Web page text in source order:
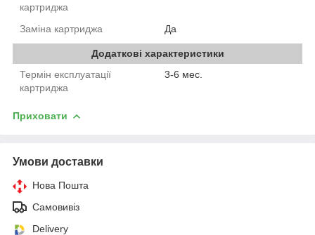
картриджа
Заміна картриджа Да
Додаткові характеристики
Термін експлуатації
картриджа
3-6 мес.
Приховати
Умови доставки
Нова Пошта
Самовивіз
Delivery